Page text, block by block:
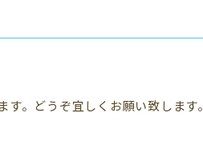
。どうぞ宜しくお願い致します。